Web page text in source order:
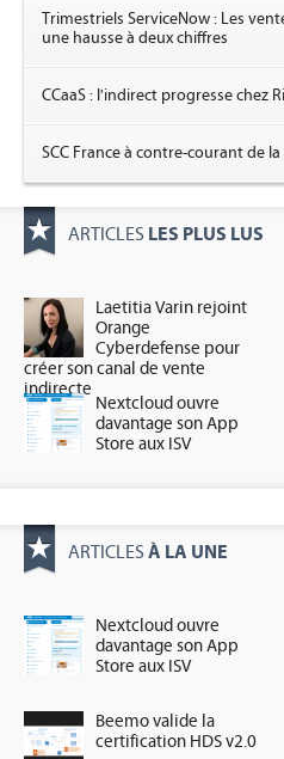
Trimestriels ServiceNow : Les
une hausse à deux chiffres
CCaaS : l'indirect progresse chez
SCC France à contre-courant de la
ARTICLES LES PLUS LUS
Laetitia Varin rejoint
Orange
Cyberdefense pour
créer son canal de vente
indirecte
Nextcloud ouvre
davantage son App
Store aux ISV
ARTICLES À LA UNE
Nextcloud ouvre
davantage son App
Store aux ISV
Beemo valide la
certification HDS v2.0